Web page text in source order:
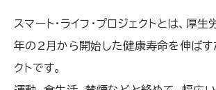
スマート・ライフ・プロジェクトとは、厚
年の2月から開始した健康寿命を伸ばす
クトです。